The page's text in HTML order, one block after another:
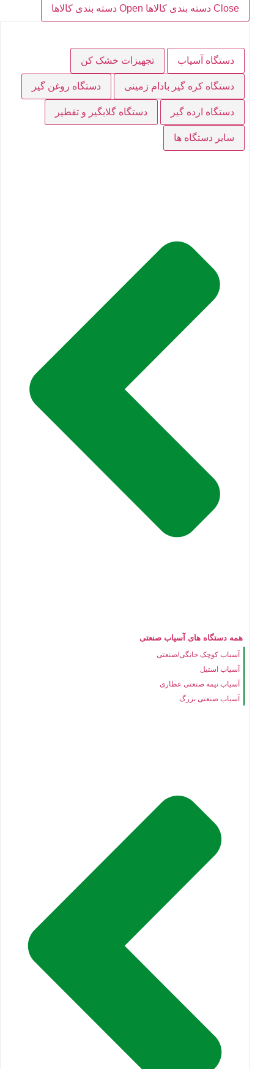
Close دسته بندی کالاها
Open دسته بندی کالاها
دستگاه آسیاب تجهیزات خشک کن
دستگاه کره گیر بادام زمینی دستگاه روغن گیر
دستگاه ارده گیر دستگاه گلابگیر و تقطیر
سایر دستگاه ها
همه دستگاه های آسیاب صنعتی
آسیاب کوچک خانگی/صنعتی
آسیاب استیل
آسیاب نیمه صنعتی عطاری
آسیاب صنعتی بزرگ